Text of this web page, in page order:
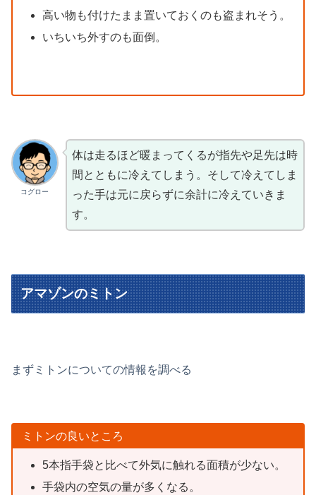
高い物も付けたまま置いておくのも盗まれそう。
いちいち外すのも面倒。
コグロー
体は走るほど暖まってくるが指先や足先は時
間とともに冷えてしまう。そして冷えてしま
った手は元に戻らずに余計に冷えていきま
す。
アマゾンのミトン
まずミトンについての情報を調べる
ミトンの良いところ
5本指手袋と比べて外気に触れる面積が少ない。
手袋内の空気の量が多くなる。